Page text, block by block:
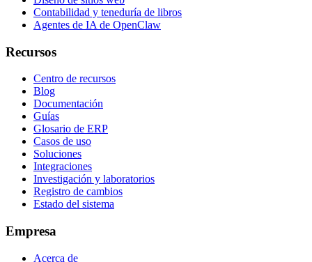
Contabilidad y teneduría de libros
Agentes de IA de OpenClaw
Recursos
Centro de recursos
Blog
Documentación
Guías
Glosario de ERP
Casos de uso
Soluciones
Integraciones
Investigación y laboratorios
Registro de cambios
Estado del sistema
Empresa
Acerca de